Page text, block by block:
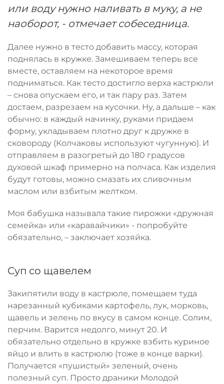
или воду нужно наливать в муку, а не
наоборот, - отмечает собеседница.
Далее нужно в тесто добавить массу, которая
поднялась в кружке. Замешиваем теперь все
вместе, оставляем на некоторое время
подниматься. Как тесто достигло верха кастрюли
– снова опускаем его, и так пару раз. Затем
достаем, разрезаем на кусочки. Ну, а дальше – как
обычно: в каждый начинку, руками придаем
форму, укладываем плотно друг к дружке в
сковороду (Колчаковы используют чугунную). И
отправляем в разогретый до 180 градусов
духовой шкаф примерно на полчаса. Как изделия
будут готовы, можно смазать их сливочным
маслом или взбитым желтком.
Моя бабушка называла такие пирожки «дружная
семейка» или «каравайчики» - попробуйте
обязательно, – заключает хозяйка.
Суп со щавелем
Закипятили воду в кастрюле, помещаем туда
нарезанный кубиками картофель, лук, морковь,
щавель и зелень по вкусу в самом конце. Солим,
перчим. Варится недолго, минут 20. И
обязательно отдельно в кружке взбить куриное
яйцо и влить в кастрюлю (тоже в конце варки).
Получается «пушистый» зеленый, очень
полезный суп. Просто драники Молодой